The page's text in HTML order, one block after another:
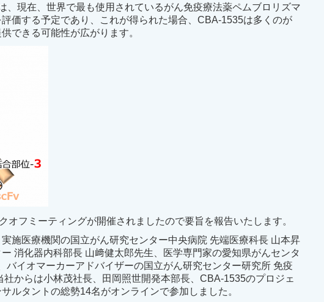
、現在、世界で最も使用されているがん免疫療法薬ペムブロリズマ
価する予定であり、これが得られた場合、CBA-1535は多くのが
できる可能性が広がります。
オフミーティングが開催されましたので要旨を報告いたします。
施医療機関の国立がん研究センター中央病院 先端医療科長 山本昇
消化器内科部長 山﨑健太郎先生、医学専門家の愛知県がんセンタ
バイオマーカーアドバイザーの国立がん研究センター研究所 免疫
からは小林茂社長、田岡照世開発本部長、CBA-1535のプロジェ
ルタントの総勢14名がオンラインで参加しました。